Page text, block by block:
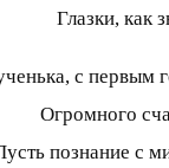
Глазки, как
с первым
Огромного
познание с